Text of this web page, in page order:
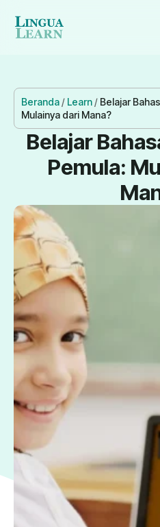
Beranda / Learn / Belajar
Mulainya dari Mana?
Belajar
Pemula: